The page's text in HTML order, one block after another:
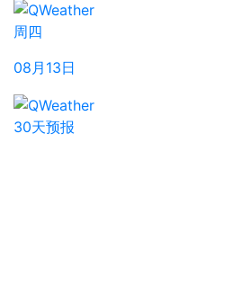
周四
08月13日
30天预报